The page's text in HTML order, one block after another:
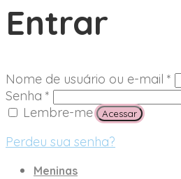
Entrar
Nome de usuário ou e-mail *
Senha *
Lembre-me
Acessar
Perdeu sua senha?
Meninas